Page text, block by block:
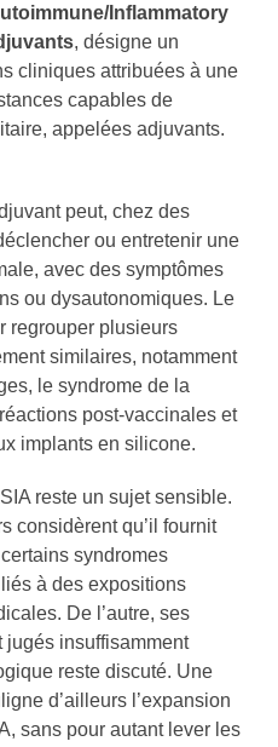
Inflammatory
, désigne un
cliniques attribuées à une
capables de
appelées adjuvants.
peut, chez des
ou entretenir une
avec des symptômes
ou dysautonomiques. Le
regrouper plusieurs
similaires, notamment
le syndrome de la
post-vaccinales et
implants en silicone.
reste un sujet sensible.
considèrent qu’il fournit
syndromes
à des expositions
De l’autre, ses
jugés insuffisamment
reste discuté. Une
d’ailleurs l’expansion
sans pour autant lever les